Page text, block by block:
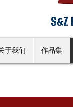
于我们 作品集